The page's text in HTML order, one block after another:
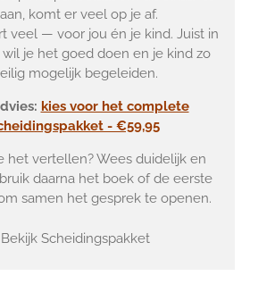
komt er veel op je af.
veel — voor jou én je kind. Juist in
je het goed doen en je kind zo
mogelijk begeleiden.
kies voor het complete
- €59,95
het vertellen? Wees duidelijk en
daarna het boek of de eerste
samen het gesprek te openen.
Bekijk Scheidingspakket